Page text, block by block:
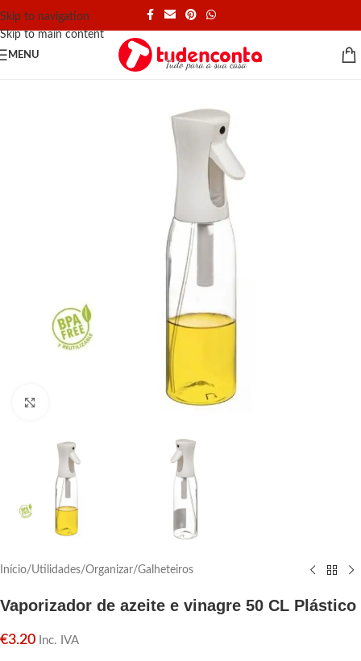
Skip to navigation
Skip to main content
MENU
Início/Utilidades/Organizar/Galheteiros
Vaporizador de azeite e vinagre 50 CL Plástico
€3.20 Inc. IVA